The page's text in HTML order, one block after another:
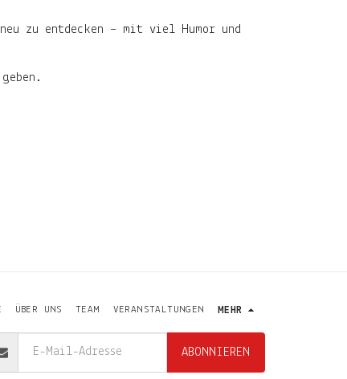
zu entdecken – mit viel Humor und
ÜBER UNS TEAM VERANSTALTUNGEN MEHR
ABONNIEREN